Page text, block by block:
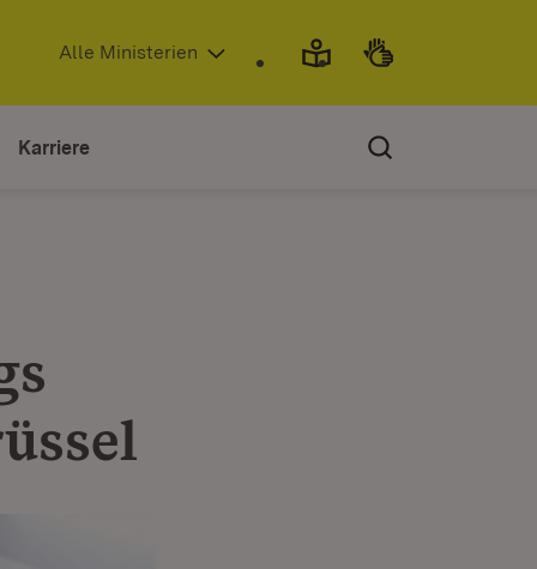
(Öffnet in neuem Fenster)
Alle Ministerien
Karriere